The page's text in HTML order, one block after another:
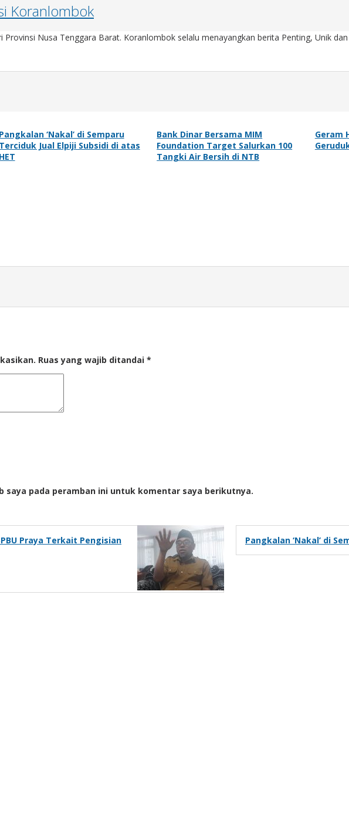
Koranlombok
Nusa Tenggara Barat. Koranlombok selalu menayangkan berita Penting, Unik
Pangkalan ‘Nakal’ di Semparu
Terciduk Jual Elpiji Subsidi di atas
HET
Bank Dinar Bersama MIM
Foundation Target Salurkan 100
Tangki Air Bersih di NTB
Geram
Ruas yang wajib ditandai *
saya pada peramban ini untuk komentar saya berikutnya.
Praya Terkait Pengisian
Pangkalan ‘Nakal’ di